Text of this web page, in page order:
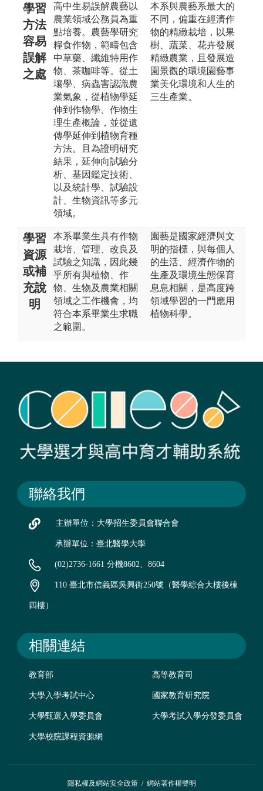
學習
方法
容易
誤解
之處
高中生易誤解農藝以
農業領域公務員為重
點培養。農藝學研究
糧食作物，範疇包含
中草藥、纖維特用作
物、茶咖啡等。從土
壤學、病蟲害認識農
業氣象，從植物學延
伸到作物學、作物生
理生產概論，並從遺
傳學延伸到植物育種
方法。且為證明研究
結果，延伸向試驗分
析、基因鑑定技術、
以及統計學、試驗設
計、生物資訊等多元
領域。
本系與農藝系最大的
不同，偏重在經濟作
物的精緻栽培，以果
樹、蔬菜、花卉發展
精緻農業，且發展造
園景觀的環境園藝事
業美化環境和人生的
三生產業。
學習
資源
或補
充說
明
本系畢業生具有作物
栽培、管理、改良及
試驗之知識，因此幾
乎所有與植物、作
物、生物及農業相關
領域之工作機會，均
符合本系畢業生求職
之範圍。
園藝是國家經濟與文
明的指標，與每個人
的生活、經濟作物的
生產及環境生態保育
息息相關，是高度跨
領域學習的一門應用
植物科學。
聯絡我們
主辦單位：大學招生委員會聯合會
承辦單位：臺北醫學大學
(02)2736-1661 分機8602、8604
110 臺北市信義區吳興街250號（醫學綜合大樓後棟
四樓）
相關連結
教育部 高等教育司
大學入學考試中心 國家教育研究院
大學甄選入學委員會 大學考試入學分發委員會
大學校院課程資源網
隱私權及網站安全政策/ 網站著作權聲明